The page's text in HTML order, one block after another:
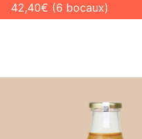
42,40€ (6 bocaux)